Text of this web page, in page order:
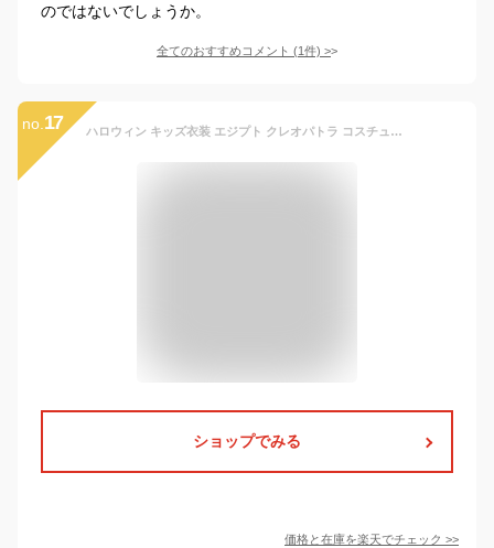
のではないでしょうか。
全てのおすすめコメント (1件) >
no. 17 ハロウィン キッズ衣装 エジプト クレオパトラ コスチューム コスプレ キッズコスプレ コスプレ衣装 仮装 子供用 変装 お化け ファラオ インディアン 民族衣装 | ハロウィーン キッズ 子ども 子供 こども 衣装 ハロウィーン衣装 女の子 子供服 可愛い かわいい ハロウイン
ショップでみる
価格と在庫を楽天でチェック >>